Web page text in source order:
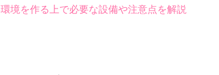
境を作る上で必要な設備や注意点を解説